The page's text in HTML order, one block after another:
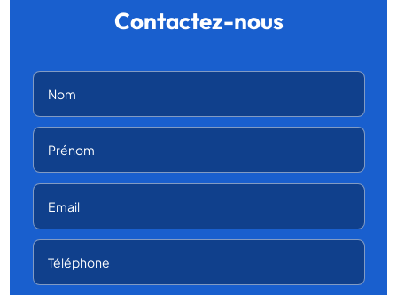
Contactez-nous